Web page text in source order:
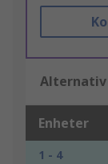
Enheter
1 - 4